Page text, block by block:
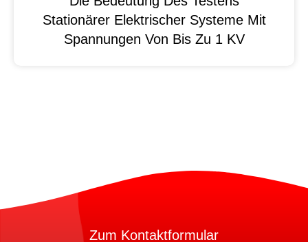
Stationärer Elektrischer Systeme Mit
Spannungen Von Bis Zu 1 KV
Zum Kontaktformular